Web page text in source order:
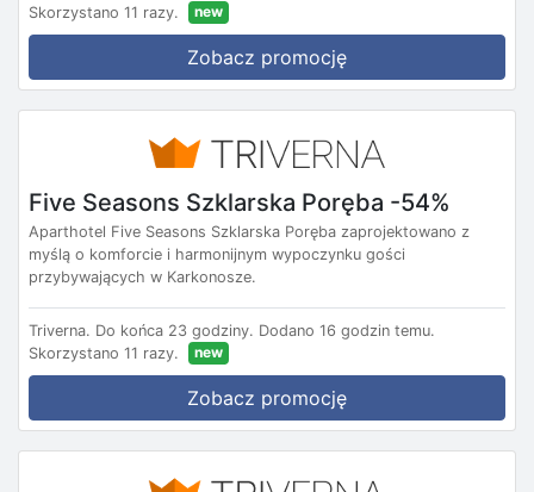
Skorzystano 11 razy.
new
Zobacz promocję
Five Seasons Szklarska Poręba -54%
Aparthotel Five Seasons Szklarska Poręba zaprojektowano z
myślą o komforcie i harmonijnym wypoczynku gości
przybywających w Karkonosze.
Triverna. Do końca 23 godziny. Dodano 16 godzin temu.
Skorzystano 11 razy.
new
Zobacz promocję